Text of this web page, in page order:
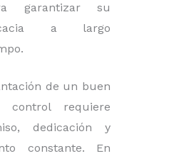
garantizar su
a largo
de un buen
requiere
dedicación y
constante. En